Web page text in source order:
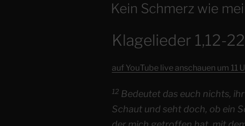
Kein Schmerz wie
Klagelieder 1,12-22
auf YouTube live anschauen um 11
12 Bedeutet das euch nichts,
Schaut und seht doch, ob ein